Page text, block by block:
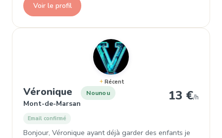
Voir le profil
Récent
Véronique , Nounou à Mont-de-Marsan
Mont-de-Marsan
Nounou 13 €/h
Email confirmé
Bonjour, Véronique ayant déjà garder des enfants je